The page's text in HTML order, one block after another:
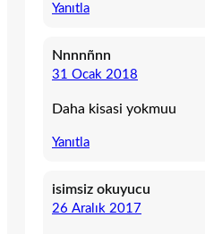
Yanıtla
Nnnnñnn
31 Ocak 2018
Daha kisasi yokmuu
Yanıtla
isimsiz okuyucu
26 Aralık 2017